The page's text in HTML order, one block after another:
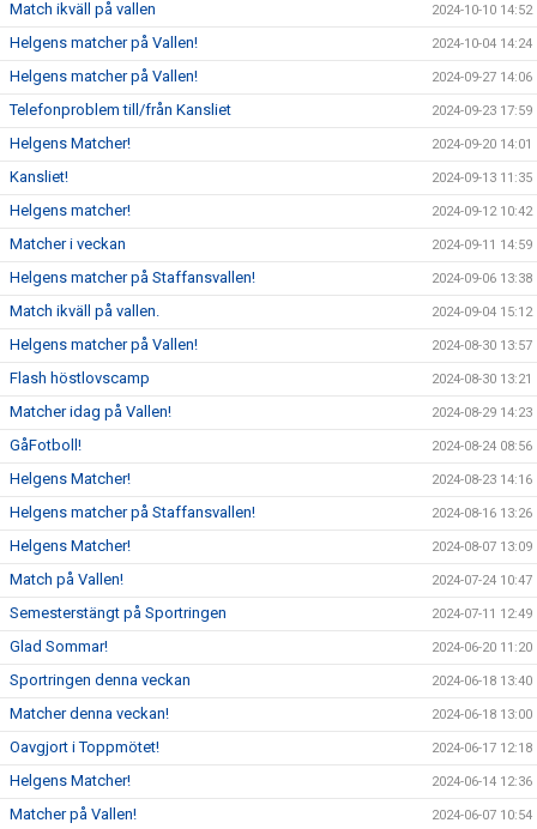
Match ikväll på vallen 2024-10-10 14:52
Helgens matcher på Vallen! 2024-10-04 14:24
Helgens matcher på Vallen! 2024-09-27 14:06
Telefonproblem till/från Kansliet 2024-09-23 17:59
Helgens Matcher! 2024-09-20 14:01
Kansliet! 2024-09-13 11:35
Helgens matcher! 2024-09-12 10:42
Matcher i veckan 2024-09-11 14:59
Helgens matcher på Staffansvallen! 2024-09-06 13:38
Match ikväll på vallen. 2024-09-04 15:12
Helgens matcher på Vallen! 2024-08-30 13:57
Flash höstlovscamp 2024-08-30 13:21
Matcher idag på Vallen! 2024-08-29 14:23
GåFotboll! 2024-08-24 08:56
Helgens Matcher! 2024-08-23 14:16
Helgens matcher på Staffansvallen! 2024-08-16 13:26
Helgens Matcher! 2024-08-07 13:09
Match på Vallen! 2024-07-24 10:47
Semesterstängt på Sportringen 2024-07-11 12:49
Glad Sommar! 2024-06-20 11:20
Sportringen denna veckan 2024-06-18 13:40
Matcher denna veckan! 2024-06-18 13:00
Oavgjort i Toppmötet! 2024-06-17 12:18
Helgens Matcher! 2024-06-14 12:36
Matcher på Vallen! 2024-06-07 10:54